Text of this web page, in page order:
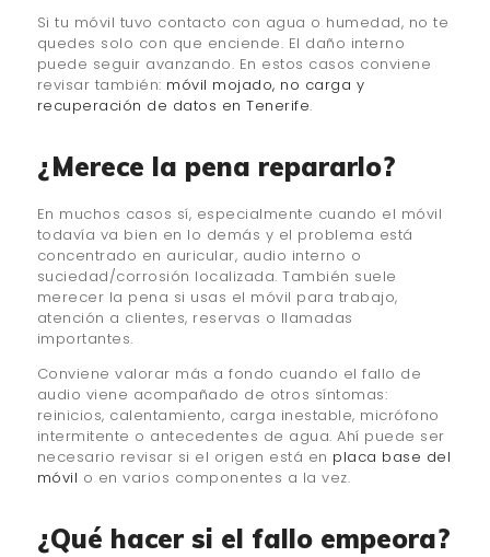
Si tu móvil tuvo contacto con agua o humedad, no te
quedes solo con que enciende. El daño interno
puede seguir avanzando. En estos casos conviene
revisar también: móvil mojado, no carga y
recuperación de datos en Tenerife.
¿Merece la pena repararlo?
En muchos casos sí, especialmente cuando el móvil
todavía va bien en lo demás y el problema está
concentrado en auricular, audio interno o
suciedad/corrosión localizada. También suele
merecer la pena si usas el móvil para trabajo,
atención a clientes, reservas o llamadas
importantes.
Conviene valorar más a fondo cuando el fallo de
audio viene acompañado de otros síntomas:
reinicios, calentamiento, carga inestable, micrófono
intermitente o antecedentes de agua. Ahí puede ser
necesario revisar si el origen está en placa base del
móvil o en varios componentes a la vez.
¿Qué hacer si el fallo empeora?